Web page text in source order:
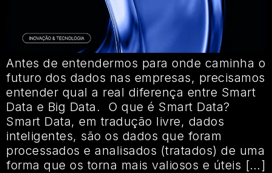
Antes de entendermos para onde caminha o
futuro dos dados nas empresas, precisamos
entender qual a real diferença entre Smart
Data e Big Data. O que é Smart Data?
Smart Data, em tradução livre, dados
inteligentes, são os dados que foram
processados e analisados (tratados) de uma
forma que os torna mais valiosos e úteis […]